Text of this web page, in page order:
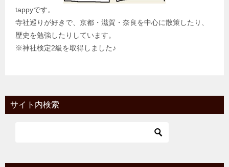
tappyです。
寺社巡りが好きで、京都・滋賀・奈良を中心に散策したり、
歴史を勉強したりしています。
※神社検定2級を取得しました♪
サイト内検索